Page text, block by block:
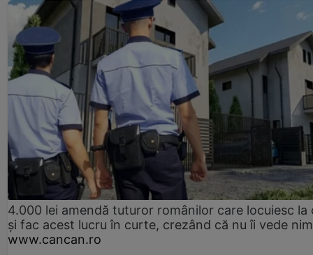
4.000 lei amendă tuturor românilor care locuiesc la
și fac acest lucru în curte, crezând că nu îi vede
www.cancan.ro